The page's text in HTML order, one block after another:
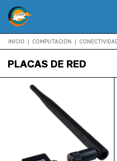
INICIO | COMPUTACIÓN |
PLACAS DE RED